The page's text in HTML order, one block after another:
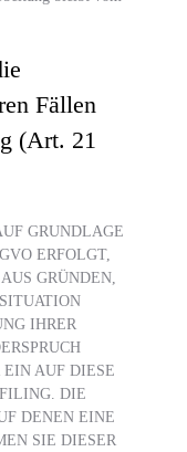
Fällen
(Art. 21
GRUNDLAGE
ERFOLGT,
GRÜNDEN,
IHRER
AUF DIESE
DIE
DENEN EINE
SIE DIESER